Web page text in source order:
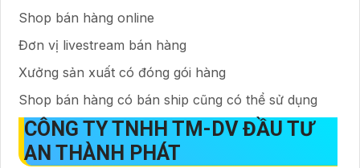
Shop bán hàng online
Đơn vị livestream bán hàng
Xưởng sản xuất có đóng gói hàng
Shop bán hàng có bán ship cũng có thể sử dụng
CÔNG TY TNHH TM-DV ĐẦU TƯ
AN THÀNH PHÁT